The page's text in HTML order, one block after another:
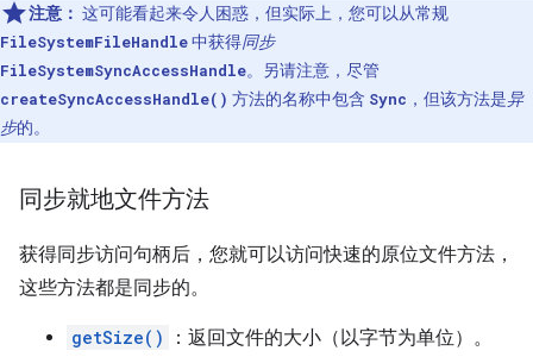
注意： 这可能看起来令人困惑，但实际上，您可以从常规
FileSystemFileHandle中获得同步
FileSystemSyncAccessHandle。另请注意，尽管
createSyncAccessHandle() 方法的名称中包含 Sync ，但该方法是异
步的。
同步就地文件方法
获得同步访问句柄后，您就可以访问快速的原位文件方法，
这些方法都是同步的。
getSize() ：返回文件的大小（以字节为单位）。